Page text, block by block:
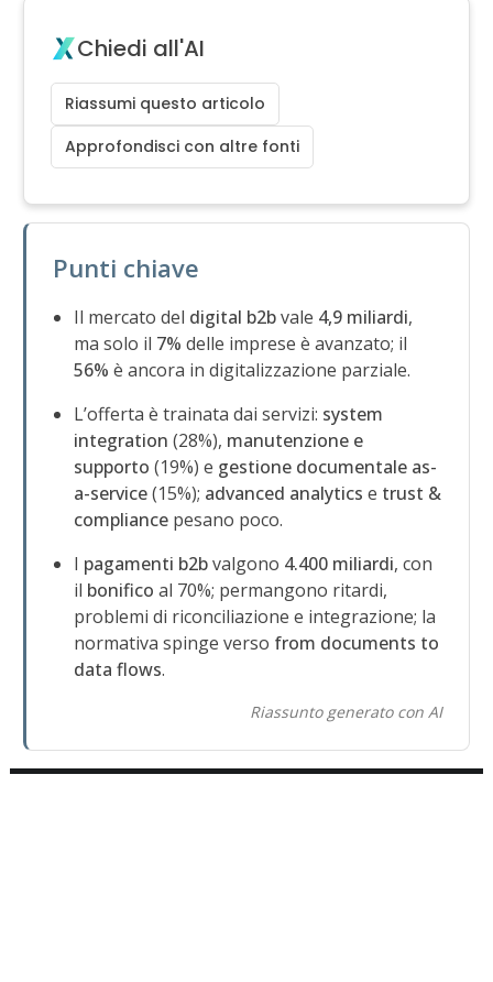
Chiedi all'AI
Riassumi questo articolo
Approfondisci con altre fonti
Punti chiave
Il mercato del digital b2bvale 4,9 miliardi,
ma solo il 7% delle imprese è avanzato; il
56% è ancora in digitalizzazione parziale.
L’offerta è trainata dai servizi: system
integration (28%), manutenzione e
supporto (19%) e gestione documentale as-
a-service(15%); advanced analytics e trust &
compliance pesano poco.
I pagamenti b2bvalgono 4.400 miliardi, con
il bonifico al 70%; permangono ritardi,
problemi di riconciliazione e integrazione; la
normativa spinge verso from documents to
data flows.
Riassunto generato con AI